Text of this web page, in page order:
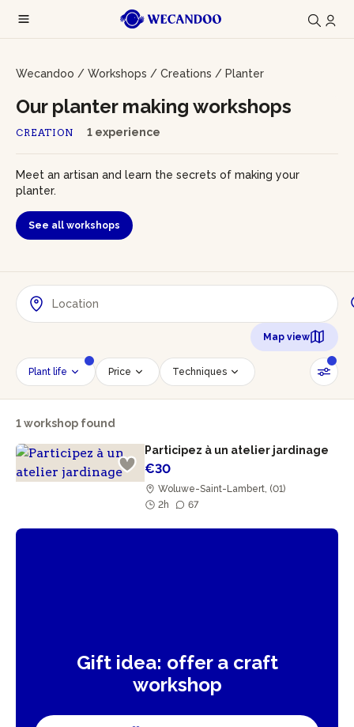
Wecandoo / Workshops / Creations / Planter
CREATION 1 experience
Our planter making workshops
Meet an artisan and learn the secrets of making your
planter.
See all workshops
Map view
Plant life Price Techniques
Date Time slot Number of persons
Age of participants
Reset filters
1 workshop found
Participez à un atelier jardinage
€30
Woluwe-Saint-Lambert, (01)
2h
67
Gift idea: offer a craft
workshop